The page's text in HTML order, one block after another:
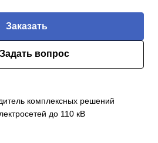
Заказать
Задать вопрос
комплексных решений
до 110 кВ